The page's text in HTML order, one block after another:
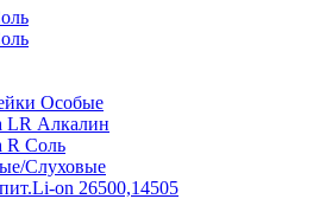
Особые
LR Алкалин
R Соль
Слуховые
on 26500,14505